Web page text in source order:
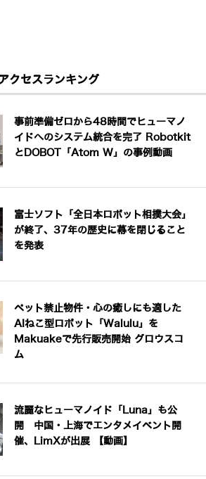
クセスランキング
事前準備ゼロから48時間でヒューマノ
イドへのシステム統合を完了 Robotkit
とDOBOT「Atom W」の事例動画
富士ソフト「全日本ロボット相撲大会」
が終了、37年の歴史に幕を閉じること
を発表
ペット禁止物件・心の癒しにも適した
AIねこ型ロボット「Walulu」を
Makuakeで先行販売開始 グロウスコ
ム
流麗なヒューマノイド「Luna」も公
開 中国・上海でエンタメイベント開
催、LimXが出展 【動画】